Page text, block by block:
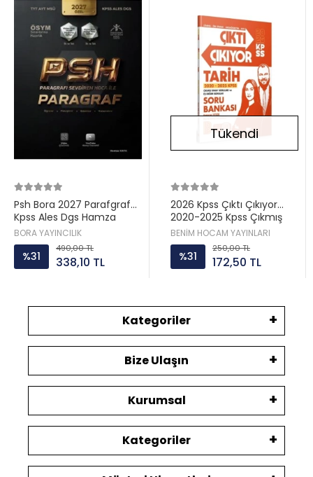
Psh Bora 2027 Parafgraf
Kpss Ales Dgs Hamza
Kaya
BORA YAYINCILIK
%31
490,00 TL
338,10 TL
Tükendi
2026 Kpss Çıktı Çıkıyor
2020-2025 Kpss Çıkmış
Sınav Soruları Eşdeğer
Sorular Soru Bankası
BENİM HOCAM YAYINLARI
%31
250,00 TL
172,50 TL
Kategoriler
Bize Ulaşın
Kurumsal
Kategoriler